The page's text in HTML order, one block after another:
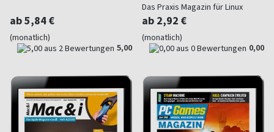
ab 5,84 €
(monatlich)
5,00
Das Praxis Magazin für Linux
ab 2,92 €
(monatlich)
0,00